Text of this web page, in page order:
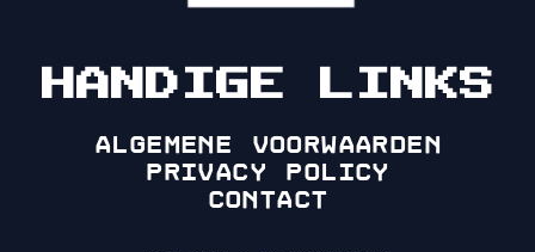
HANDIGE LINKS
Algemene voorwaarden
Privacy policy
Contact